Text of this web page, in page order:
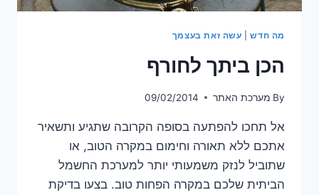
מה חדש| עשה זאת בעצמך
הכן ביתך לחורף
By מערכת האתר 09/02/2014
אל תחכו להפתעה בסופה הקרובה שתגיע ותשאיר
אתכם ללא תאורה וחימום במקרה הטוב, או
שתוביל לנזק משמעותי יותר למערכת החשמל
הביתית שלכם במקרה הפחות טוב. בצעו בדיקת